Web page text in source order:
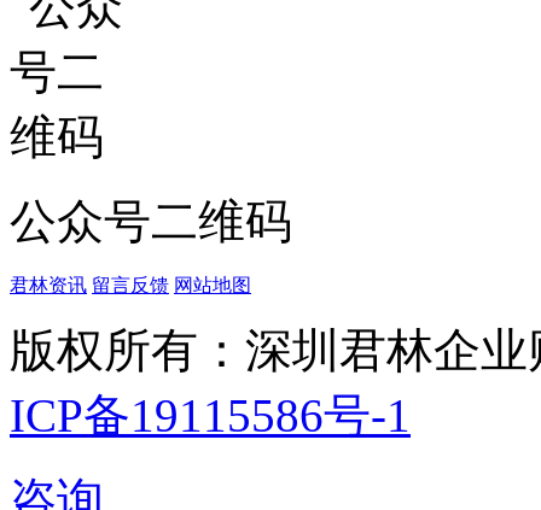
公众号二维码
君林资讯 留言反馈 网站地图
版权所有：深圳君林企
ICP备19115586号-1
咨询